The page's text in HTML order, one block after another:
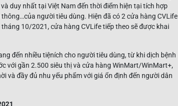
duy nhất tại Việt Nam đến thời điểm hiện tại tích hợp
người tiêu dùng. Hiện đã có 2 cửa hàng CVLife
10/2021, cửa hàng CVLife tiếp theo sẽ được khai
đến nhiều tiệních cho người tiêu dùng, từ khi dịch bệnh
với gần 2.500 siêu thị và cửa hàng WinMart/WinMart+,
và đầy đủ nhu yếu phẩm với giá ổn định đến người dân